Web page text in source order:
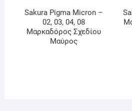
Sakura Pigma Micron –
02, 03, 04, 08
Μαρκαδόρος Σχεδίου
Μαύρος